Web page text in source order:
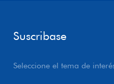
Suscribase
Seleccione el tema de